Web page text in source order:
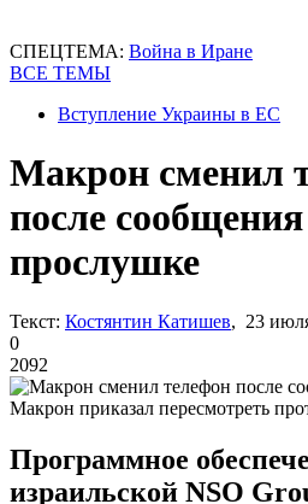
СПЕЦТЕМА: Война в Иране
ВСЕ ТЕМЫ
Вступление Украины в ЕС
Макрон сменил
после
прослушке
Текст: Костянтин Катишев, 23
0
2092
Макрон приказал пересмотреть
Программное
израильской NSO